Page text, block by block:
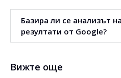
Да. Сравняването на фрази
добрия вариант.
Базира ли се анализът
резултати от Google?
данни от резултатите от
Вижте още